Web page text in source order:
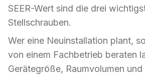
SEER-Wert sind die drei
Stellschrauben.
Wer eine Neuinstallation plant,
von einem Fachbetrieb beraten
Gerätegröße, Raumvolumen